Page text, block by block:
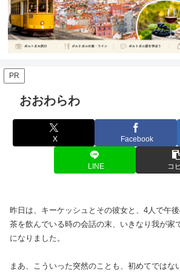
PR
おおわらわ
X Facebook
LINE コ
昨日は、キーケッシュとその彼女と、4人で午
茶を飲んでいる時の会話の末、いきなり我が家
になりました。
まあ、こういった突然のことも、初めてではな